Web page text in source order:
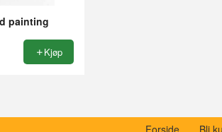
painting
Kjøp
Forside Bli